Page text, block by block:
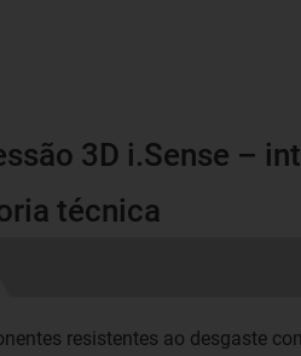
3D i.Sense –
técnica
resistentes ao desgaste